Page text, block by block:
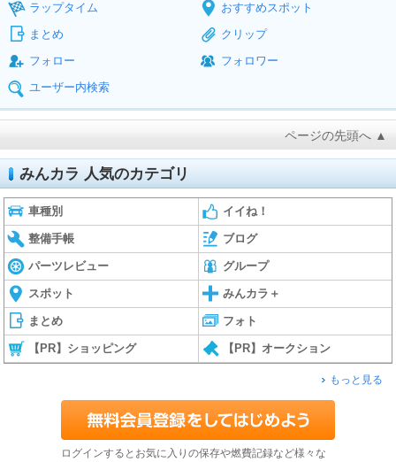
ラップタイム
おすすめスポット
まとめ
クリップ
フォロー
フォロワー
ユーザー内検索
ページの先頭へ ▲
みんカラ 人気のカテゴリ
車種別 イイね！
整備手帳 ブログ
パーツレビュー グループ
スポット みんカラ＋
まとめ フォト
【PR】ショッピング 【PR】オークション
もっと見る
ログインするとお気に入りの保存や燃費記録など様々な